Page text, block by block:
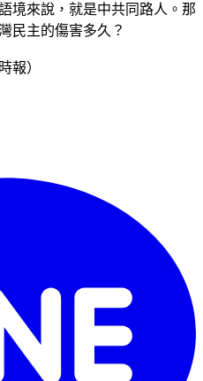
境來說，就是中共同路人。那
民主的傷害多久？
報）